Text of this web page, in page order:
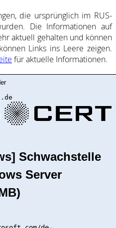
die ur­sprüng­lich im RUS-
Die In­for­ma­ti­on­en auf
ak­tu­ell ge­halte­n und kön­nen
Links ins Lee­re zei­gen.
für ak­tu­elle In­for­ma­ti­on­en.
Schwachstelle
Server